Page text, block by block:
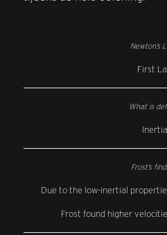
First
Inertia
Due to the low-inertial
Frost found higher